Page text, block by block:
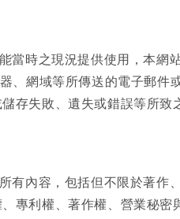
當時之現況提供使用，本網
、網域等所傳送的電子郵
存失敗、遺失或錯誤等所致
有內容，包括但不限於著
專利權、著作權、營業秘